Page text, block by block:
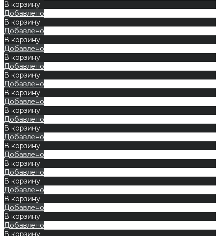
В корзину
Добавлено
В корзину
Добавлено
В корзину
Добавлено
В корзину
Добавлено
В корзину
Добавлено
В корзину
Добавлено
В корзину
Добавлено
В корзину
Добавлено
В корзину
Добавлено
В корзину
Добавлено
В корзину
Добавлено
В корзину
Добавлено
В корзину
Добавлено
В корзину